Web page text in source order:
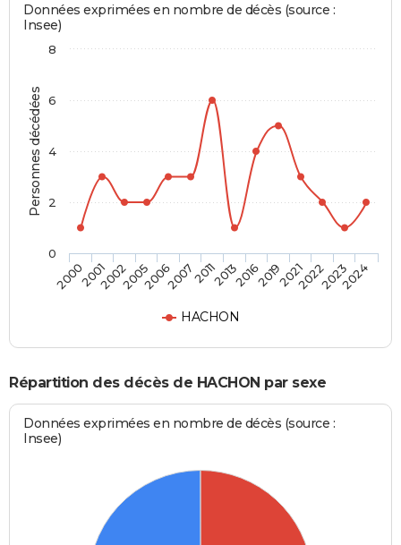
Personnes décédées
Données exprimées en nombre de décès (source :
Insee)
HACHON
20002001200220052006200720112013201620192021202220232024
0
2
4
6
8
Répartition des décès de HACHON par sexe
Données exprimées en nombre de décès (source :
Insee)